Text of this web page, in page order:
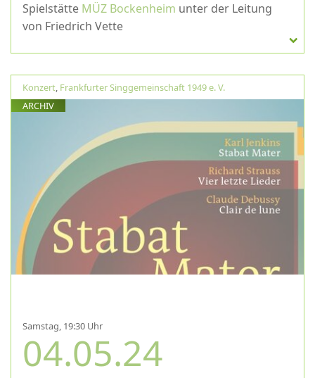
Spielstätte MÜZ Bockenheim unter der Leitung
von Friedrich Vette
Konzert Frankfurter Singgemeinschaft 1949 e. V.
ARCHIV
Samstag, 19:30 Uhr
04.05.24